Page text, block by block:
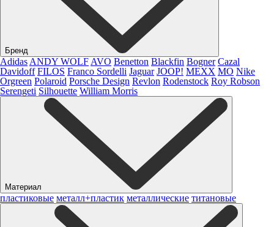
Бренд
Adidas ANDY WOLF AVO Benetton Blackfin Bogner Cazal
Davidoff FILOS Franco Sordelli Jaguar JOOP! MEXX MO Nike
Orgreen Polaroid Porsche Design Revlon Rodenstock Roy Robson
Serengeti Silhouette William Morris
Материал
пластиковые металл+пластик металлические титановые